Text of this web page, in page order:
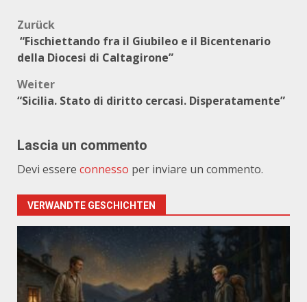
Beitragsnavigation
Zurück
“Fischiettando fra il Giubileo e il Bicentenario
della Diocesi di Caltagirone”
Weiter
“Sicilia. Stato di diritto cercasi. Disperatamente”
Lascia un commento
Devi essere connesso per inviare un commento.
VERWANDTE GESCHICHTEN